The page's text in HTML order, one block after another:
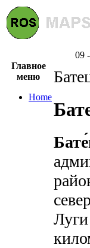
09
Главное
меню
Home